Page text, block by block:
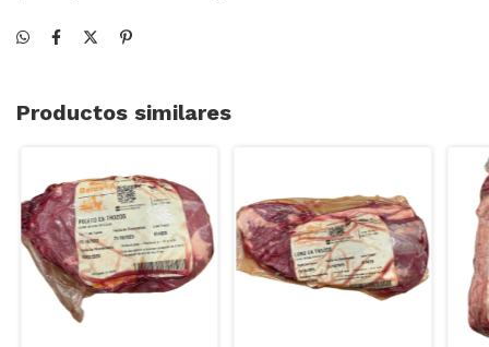
Productos similares